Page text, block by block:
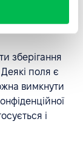
зберігання
Деякі поля є
вимкнути
і